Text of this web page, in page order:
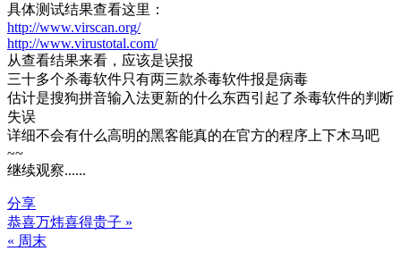
具体测试结果查看这里：
http://www.virscan.org/
http://www.virustotal.com/
从查看结果来看，应该是误报
三十多个杀毒软件只有两三款杀毒软件报是病毒
估计是搜狗拼音输入法更新的什么东西引起了杀毒软件的判断
失误
详细不会有什么高明的黑客能真的在官方的程序上下木马吧
~~
继续观察......
分享
文
章
恭喜万炜喜得贵子 »
« 周末